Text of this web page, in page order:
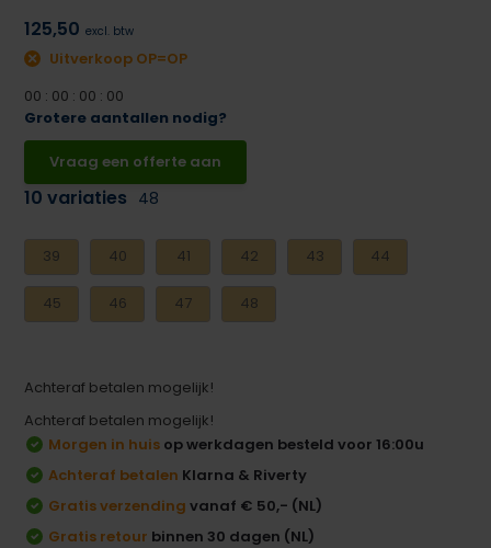
125,50 excl. btw
Uitverkoop OP=OP
00 : 00 : 00 : 00
Grotere aantallen nodig?
Vraag een offerte aan
10 variaties 48
39 40 41 42 43 44
45 46 47 48
Achteraf betalen mogelijk!
Achteraf betalen mogelijk!
Morgen in huis op werkdagen besteld voor 16:00u
Achteraf betalen Klarna & Riverty
Gratis verzending vanaf € 50,- (NL)
Gratis retour binnen 30 dagen (NL)